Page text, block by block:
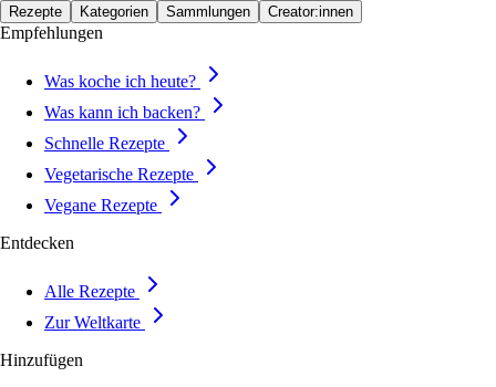
Rezepte Kategorien Sammlungen Creator:innen
Empfehlungen
Was koche ich heute?
Was kann ich backen?
Schnelle Rezepte
Vegetarische Rezepte
Vegane Rezepte
Entdecken
Alle Rezepte
Zur Weltkarte
Hinzufügen